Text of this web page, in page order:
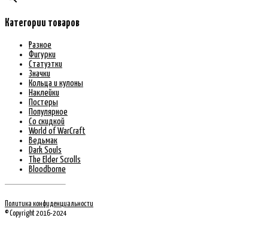
Категории товаров
Разное
Фигурки
Статуэтки
Значки
Кольца и кулоны
Наклейки
Постеры
Популярное
Со скидкой
World of WarCraft
Ведьмак
Dark Souls
The Elder Scrolls
Bloodborne
Политика конфиденциальности
© Copyright 2016-2024